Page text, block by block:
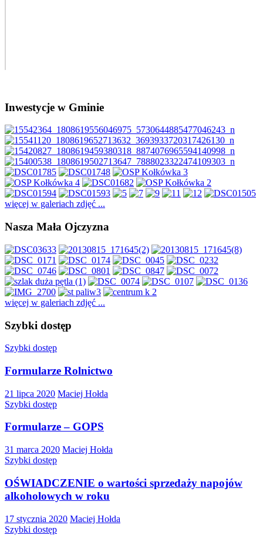
Inwestycje w Gminie
więcej w galeriach zdjęć ...
Nasza Mała Ojczyzna
więcej w galeriach zdjęć ...
Szybki dostęp
Szybki dostęp
Formularze Rolnictwo
21 lipca 2020 Maciej Hołda
Szybki dostęp
Formularze – GOPS
31 marca 2020 Maciej Hołda
Szybki dostęp
OŚWIADCZENIE o wartości sprzedaży napojów
alkoholowych w roku
17 stycznia 2020 Maciej Hołda
Szybki dostęp